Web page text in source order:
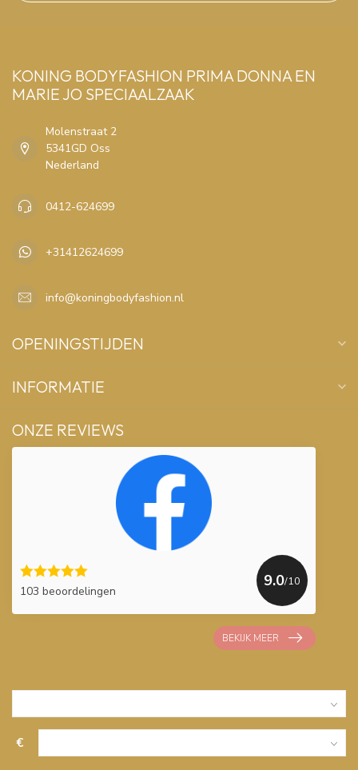
KONING BODYFASHION PRIMA DONNA EN
MARIE JO SPECIAALZAAK
Molenstraat 2
5341GD Oss
Nederland
0412-624699
+31412624699
info@koningbodyfashion.nl
OPENINGSTIJDEN
INFORMATIE
ONZE REVIEWS
103 beoordelingen
9.0/10
BEKIJK MEER
€